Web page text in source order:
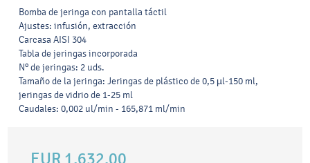
Bomba de jeringa con pantalla táctil
Ajustes: infusión, extracción
Carcasa AISI 304
Tabla de jeringas incorporada
Nº de jeringas: 2 uds.
Tamaño de la jeringa: Jeringas de plástico de 0,5 µl-150 ml,
jeringas de vidrio de 1-25 ml
Caudales: 0,002 ul/min - 165,871 ml/min
EUR 1,632.00